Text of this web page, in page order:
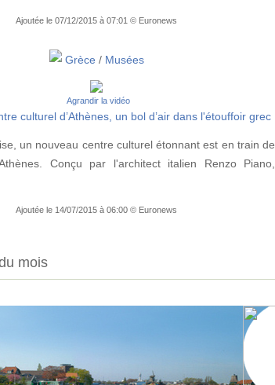
Ajoutée le 07/12/2015 à 07:01 © Euronews
Grèce / Musées
Agrandir la vidéo
culturel d’Athènes, un bol d’air dans l'étouffoir grec
un nouveau centre culturel étonnant est en train de
Conçu par l'architect italien Renzo Piano,
Ajoutée le 14/07/2015 à 06:00 © Euronews
mois